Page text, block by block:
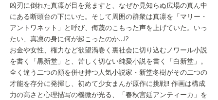
凶刃に倒れた真凛が目を覚ますと、なぜか見知らぬ広場の真ん中
にある断頭台の下にいた。そして周囲の群衆は真凛を「マリー・
アントワネット」と呼び、侮蔑のこもった声を上げていた。いっ
たい、真凛の身に何が起こったのか…!?
お金や女性、権力など欲望渦巻く裏社会に切り込むノワール小説
を書く「黒新堂」と、苦しく切ない純愛小説を書く「白新堂」。
全く違う二つの顔を併せ持つ人気小説家・新堂冬樹がその二つの
才能を存分に発揮し、初めて少女まんが原作に挑戦!! 作画は構成
力の高さと心理描写の機微が光る、「春秋宮廷アンティーカ」を